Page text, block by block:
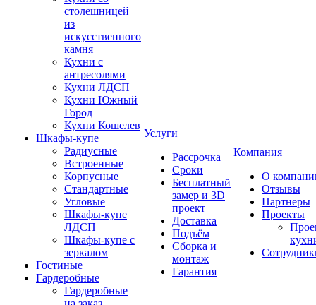
столешницей
из
искусcтвенного
камня
Кухни с
антресолями
Кухни ЛДСП
Кухни Южный
Город
Кухни Кошелев
Шкафы-купе
Радиусные
Встроенные
Корпусные
Стандартные
Угловые
Шкафы-купе
ЛДСП
Шкафы-купе с
зеркалом
Гостиные
Гардеробные
Гардеробные
Услуги
Рассрочка
Сроки
Бесплатный
замер и 3D
проект
Доставка
Подъём
Сборка и
монтаж
Гарантия
Компания
О
Отзывы
Партнеры
Проекты